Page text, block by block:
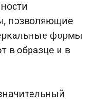
позволяющие
формы
в образце и в